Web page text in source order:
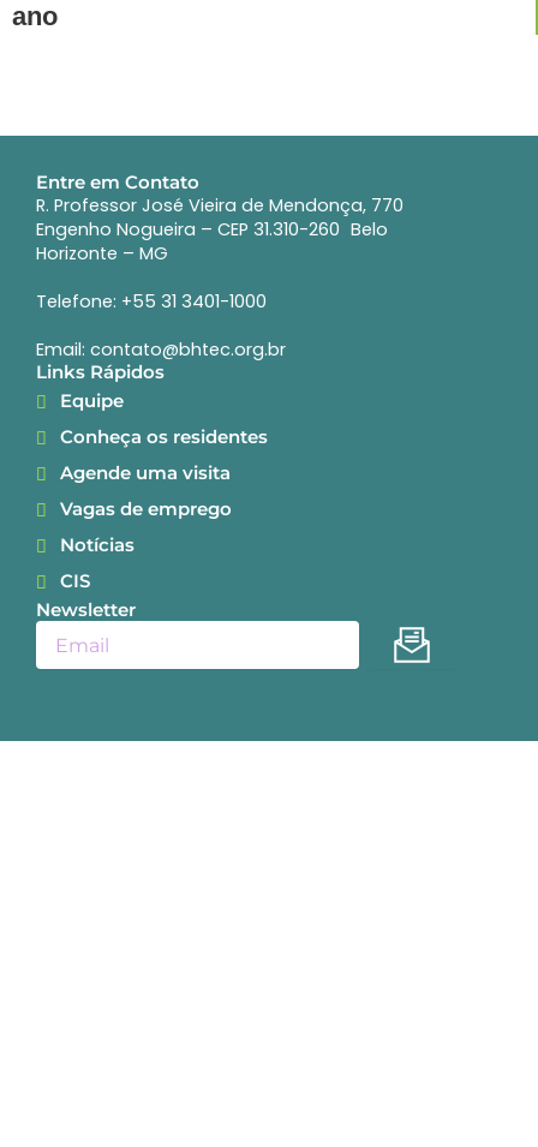
ano
Entre em Contato
R. Professor José Vieira de Mendonça, 770
Engenho Nogueira – CEP 31.310-260 Belo
Horizonte – MG
Telefone: +55 31 3401-1000
Email: contato@bhtec.org.br
Links Rápidos
Equipe
Conheça os residentes
Agende uma visita
Vagas de emprego
Notícias
CIS
Newsletter
Enviar